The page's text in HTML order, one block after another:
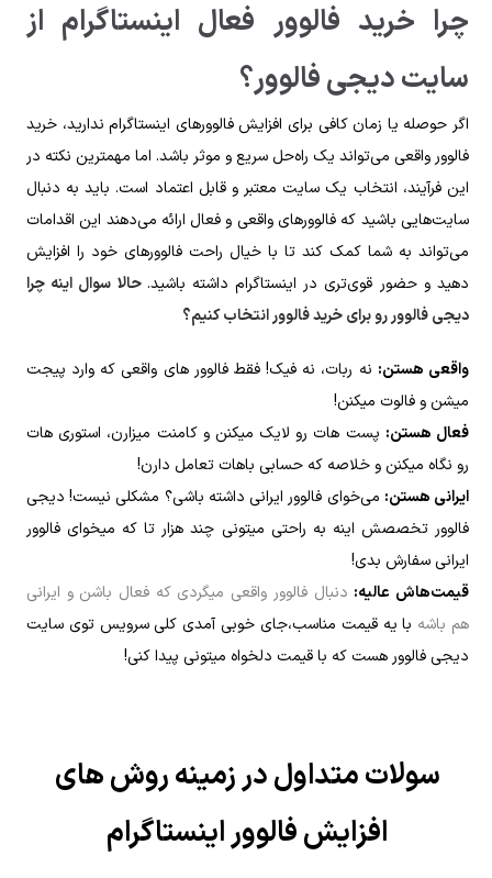
چرا خرید فالوور فعال اینستاگرام از
سایت دیجی فالوور؟
اگر حوصله یا زمان کافی برای افزایش فالوورهای اینستاگرام ندارید، خرید
فالوور واقعی می‌تواند یک راه‌حل سریع و موثر باشد. اما مهمترین نکته در
این فرآیند، انتخاب یک سایت معتبر و قابل اعتماد است. باید به دنبال
سایت‌هایی باشید که فالوورهای واقعی و فعال ارائه می‌دهند این اقدامات
می‌تواند به شما کمک کند تا با خیال راحت فالوورهای خود را افزایش
دهید و حضور قوی‌تری در اینستاگرام داشته باشید. حالا سوال اینه چرا
دیجی فالوور رو برای خرید فالوور انتخاب کنیم؟
واقعی هستن: نه ربات، نه فیک! فقط فالوور های واقعی که وارد پیجت
میشن و فالوت میکنن!
فعال هستن: پست هات رو لایک میکنن و کامنت میزارن، استوری هات
رو نگاه میکنن و خلاصه که حسابی باهات تعامل دارن!
ایرانی هستن: می‌خوای فالوور ایرانی داشته باشی؟ مشکلی نیست! دیجی
فالوور تخصصش اینه به راحتی میتونی چند هزار تا که میخوای فالوور
ایرانی سفارش بدی!
قیمت‌هاش عالیه: دنبال فالوور واقعی میگردی که فعال باشن و ایرانی
هم باشه با یه قیمت مناسب،جای خوبی آمدی کلی سرویس توی سایت
دیجی فالوور هست که با قیمت دلخواه میتونی پیدا کنی!
سولات متداول در زمینه روش های
افزایش فالوور اینستاگرام